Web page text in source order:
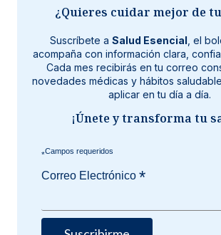
¿Quieres cuidar mejor de
Suscríbete a Salud Esencial , el
acompaña con información clara,
Cada mes recibirás en tu correo
novedades médicas y hábitos
aplicar en tu día a día.
¡Únete y transforma tu
*
Correo Electrónico*